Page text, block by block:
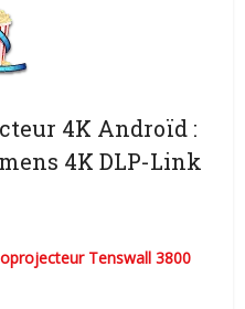
4K Androïd :
4K DLP-Link
Tenswall 3800